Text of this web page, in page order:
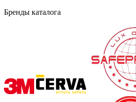
Бренды каталога